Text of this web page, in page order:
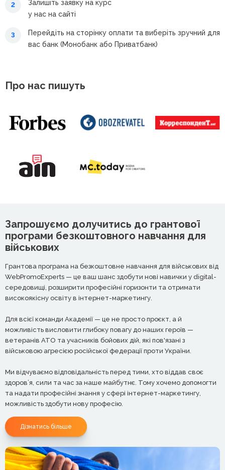
2
Залишіть заявку на курс
у нас на сайті
3
Перейдіть на сторінку оплати та виберіть зручний для
вас банк (Монобанк або Приватбанк)
Про нас пишуть
Запрошуємо долучитись до грантової
програми безкоштовного навчання для
військових
Грантова програма на безкоштовне навчання для військових від
WebPromoExperts — це ваш шанс здобути нові навички у digital-
середовищі, розширити професійні горизонти та отримати
високоякісну освіту в інтернет-маркетингу.
Для всієї команди Академії — це не просто проєкт, а й
можливість висловити глибоку повагу до наших героїв —
ветеранів АТО та учасників бойових дій, які пов'язані з
військовою агресією російської федерації проти України.
Ми відчуваємо відповідальність перед тими, хто віддав своє
здоров’я, сили та час за наше майбутнє. Тому хочемо допомогти
та надати професійні знання у сфері інтернет-маркетингу,
можливість здобути нову професію.
Дізнатись більше